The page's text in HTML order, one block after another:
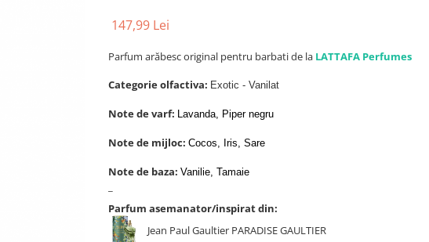
147,99 Lei
Parfum arăbesc original pentru barbati de la LATTAFA Perfumes
Categorie olfactiva: Exotic - Vanilat
Note de varf: Lavanda, Piper negru
Note de mijloc: Cocos, Iris, Sare
Note de baza: Vanilie, Tamaie
Parfum asemanator/inspirat din:
Jean Paul Gaultier PARADISE GAULTIER